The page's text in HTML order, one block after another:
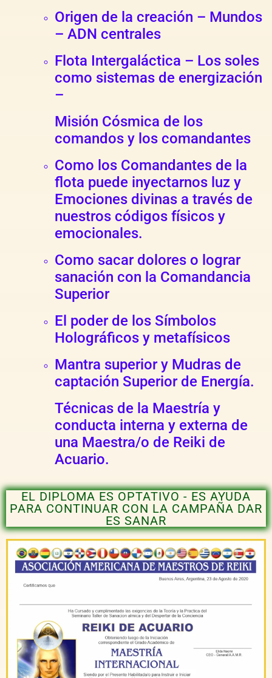
Origen de la creación – Mundos
– ADN centrales
Flota Intergaláctica – Los soles
como sistemas de energización
–
Misión Cósmica de los
comandos y los comandantes
Como los Comandantes de la
flota puede inyectarnos luz y
Emociones divinas a través de
nuestros códigos físicos y
emocionales.
Como sacar dolores o lograr
sanación con la Comandancia
Superior
El poder de los Símbolos
Holográficos y metafísicos
Mantra superior y Mudras de
captación Superior de Energía.
Técnicas de la Maestría y
conducta interna y externa de
una Maestra/o de Reiki de
Acuario.
EL DIPLOMA ES OPTATIVO - ES AYUDA
PARA CONTINUAR CON LA CAMPAÑA DAR
ES SANAR